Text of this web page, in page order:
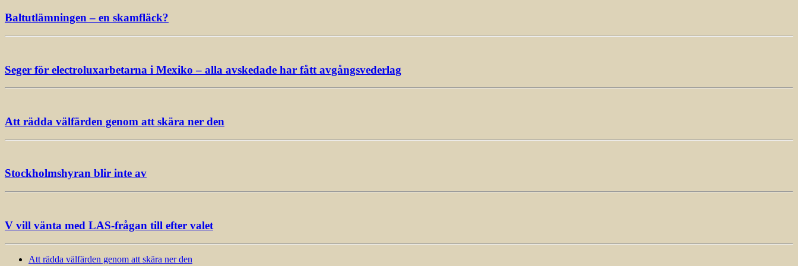
Baltutlämningen – en skamfläck?
Seger för electroluxarbetarna i Mexiko – alla avskedade har fått avgångsvederlag
Att rädda välfärden genom att skära ner den
Stockholmshyran blir inte av
V vill vänta med LAS-frågan till efter valet
Att rädda välfärden genom att skära ner den